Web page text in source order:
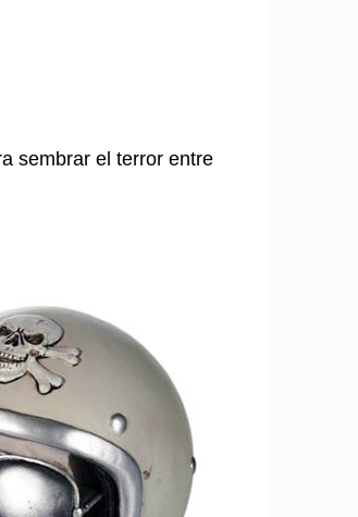
sembrar el terror entre